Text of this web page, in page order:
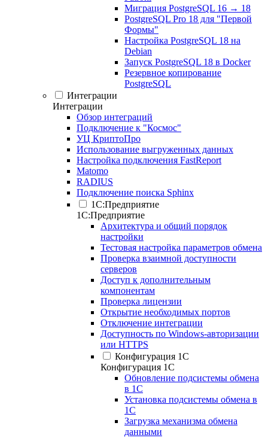
Миграция PostgreSQL 16 → 18
PostgreSQL Pro 18 для "Первой
Формы"
Настройка PostgreSQL 18 на
Debian
Запуск PostgreSQL 18 в Docker
Резервное копирование
PostgreSQL
Интеграции
Интеграции
Обзор интеграций
Подключение к "Космос"
УЦ КриптоПро
Использование выгруженных данных
Настройка подключения FastReport
Matomo
RADIUS
Подключение поиска Sphinx
1С:Предприятие
1С:Предприятие
Архитектура и общий порядок
настройки
Тестовая настройка параметров обмена
Проверка взаимной доступности
серверов
Доступ к дополнительным
компонентам
Проверка лицензии
Открытие необходимых портов
Отключение интеграции
Доступность по Windows-авторизации
или HTTPS
Конфигурация 1С
Конфигурация 1С
Обновление подсистемы обмена
в 1С
Установка подсистемы обмена в
1С
Загрузка механизма обмена
данными